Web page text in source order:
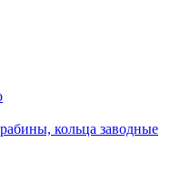
кольца заводные